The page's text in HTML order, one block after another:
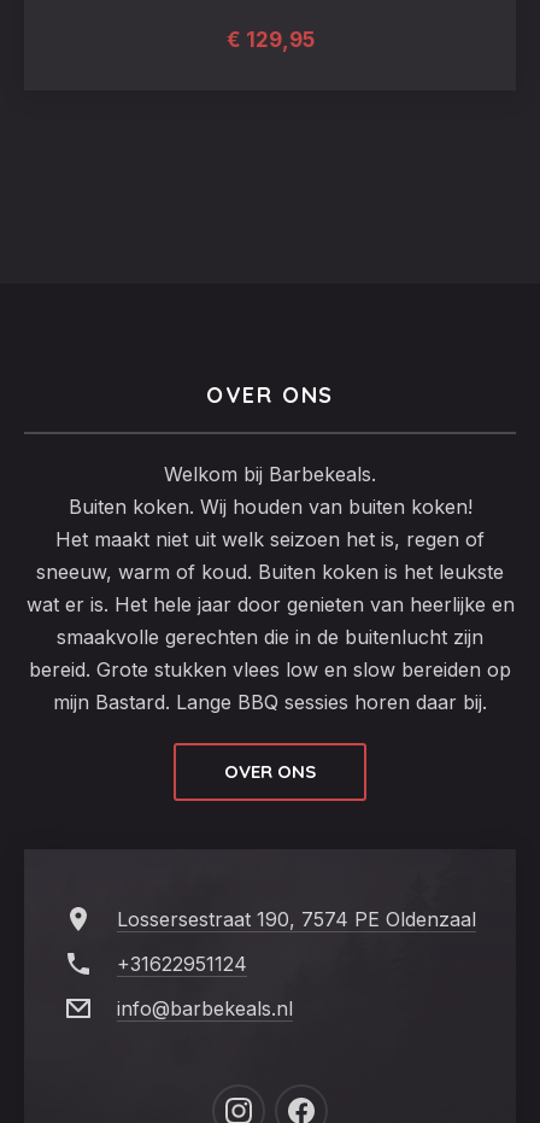
€ 129,95
OVER ONS
Welkom bij Barbekeals.
Buiten koken. Wij houden van buiten koken!
Het maakt niet uit welk seizoen het is, regen of
sneeuw, warm of koud. Buiten koken is het leukste
wat er is. Het hele jaar door genieten van heerlijke en
smaakvolle gerechten die in de buitenlucht zijn
bereid. Grote stukken vlees low en slow bereiden op
mijn Bastard. Lange BBQ sessies horen daar bij.
OVER ONS
Lossersestraat 190, 7574 PE Oldenzaal
+31622951124
info@barbekeals.nl